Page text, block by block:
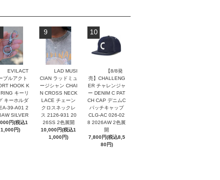
EVILACT
ブルアクト
HOOK K
キーリ
キーホルダ
39-A01 2
SILVER
円(税込1
1,000円)
9
LAD MUSI
CIAN ラッドミュ
ージシャン CHAI
N CROSS NECK
LACE チェーン
クロスネックレ
ス 2126-931 20
26SS 2色展開
10,000円(税込1
1,000円)
10
【8/8発
売】CHALLENG
ER チャレンジャ
ー DENIM C PAT
CH CAP デニムC
パッチキャップ
CLG-AC 026-02
8 2026AW 2色展
開
7,800円(税込8,5
80円)